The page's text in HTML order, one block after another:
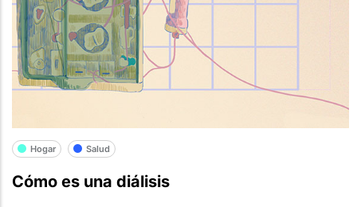
Hogar Salud
Cómo es una diálisis